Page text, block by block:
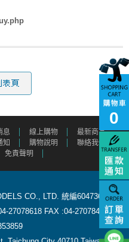
息 線上購物
最新商品
知 購物說明
聯絡我們
免責聲明
CO., LTD. 統編60473615
27078618 FAX :04-27078488 行
0